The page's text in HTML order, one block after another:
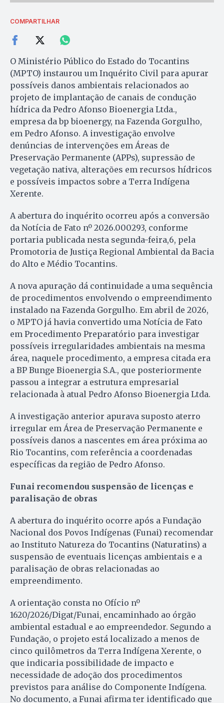
COMPARTILHAR
O Ministério Público do Estado do Tocantins
(MPTO) instaurou um Inquérito Civil para apurar
possíveis danos ambientais relacionados ao
projeto de implantação de canais de condução
hídrica da Pedro Afonso Bioenergia Ltda.,
empresa da bp bioenergy, na Fazenda Gorgulho,
em Pedro Afonso. A investigação envolve
denúncias de intervenções em Áreas de
Preservação Permanente (APPs), supressão de
vegetação nativa, alterações em recursos hídricos
e possíveis impactos sobre a Terra Indígena
Xerente.
A abertura do inquérito ocorreu após a conversão
da Notícia de Fato nº 2026.000293, conforme
portaria publicada nesta segunda-feira,6, pela
Promotoria de Justiça Regional Ambiental da Bacia
do Alto e Médio Tocantins.
A nova apuração dá continuidade a uma sequência
de procedimentos envolvendo o empreendimento
instalado na Fazenda Gorgulho. Em abril de 2026,
o MPTO já havia convertido uma Notícia de Fato
em Procedimento Preparatório para investigar
possíveis irregularidades ambientais na mesma
área, naquele procedimento, a empresa citada era
a BP Bunge Bioenergia S.A., que posteriormente
passou a integrar a estrutura empresarial
relacionada à atual Pedro Afonso Bioenergia Ltda.
A investigação anterior apurava suposto aterro
irregular em Área de Preservação Permanente e
possíveis danos a nascentes em área próxima ao
Rio Tocantins, com referência a coordenadas
específicas da região de Pedro Afonso.
Funai recomendou suspensão de licenças e
paralisação de obras
A abertura do inquérito ocorre após a Fundação
Nacional dos Povos Indígenas (Funai) recomendar
ao Instituto Natureza do Tocantins (Naturatins) a
suspensão de eventuais licenças ambientais e a
paralisação de obras relacionadas ao
empreendimento.
A orientação consta no Ofício nº
1620/2026/Digat/Funai, encaminhado ao órgão
ambiental estadual e ao empreendedor. Segundo a
Fundação, o projeto está localizado a menos de
cinco quilômetros da Terra Indígena Xerente, o
que indicaria possibilidade de impacto e
necessidade de adoção dos procedimentos
previstos para análise do Componente Indígena.
No documento, a Funai afirma ter identificado que